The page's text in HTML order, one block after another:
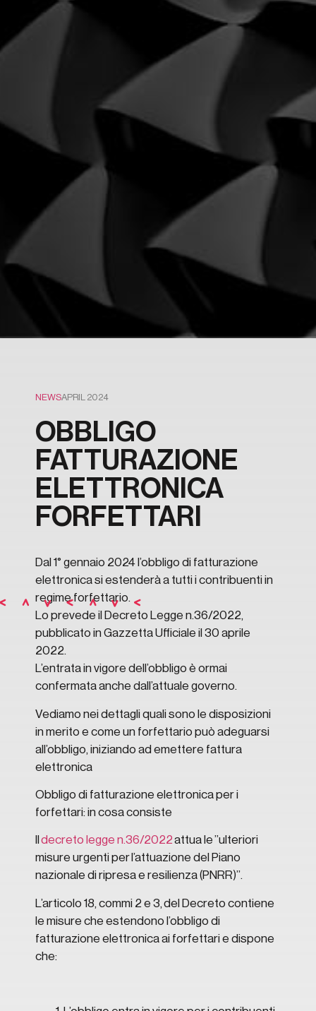
NEWSAPRIL 2024
OBBLIGO
FATTURAZIONE
ELETTRONICA
FORFETTARI
Dal 1° gennaio 2024 l’obbligo di fatturazione
elettronica si estenderà a tutti i contribuenti in
regime forfettario.
Lo prevede il Decreto Legge n.36/2022,
pubblicato in Gazzetta Ufficiale il 30 aprile
2022.
L’entrata in vigore dell’obbligo è ormai
confermata anche dall’attuale governo.
Vediamo nei dettagli quali sono le disposizioni
in merito e come un forfettario può adeguarsi
all’obbligo, iniziando ad emettere fattura
elettronica
Obbligo di fatturazione elettronica per i
forfettari: in cosa consiste
Ildecreto legge n.36/2022attua le ”ulteriori
misure urgenti per l’attuazione del Piano
nazionale di ripresa e resilienza (PNRR)”.
L’articolo 18, commi 2 e 3, del Decreto contiene
le misure che estendono l’obbligo di
fatturazione elettronica ai forfettari e dispone
che: